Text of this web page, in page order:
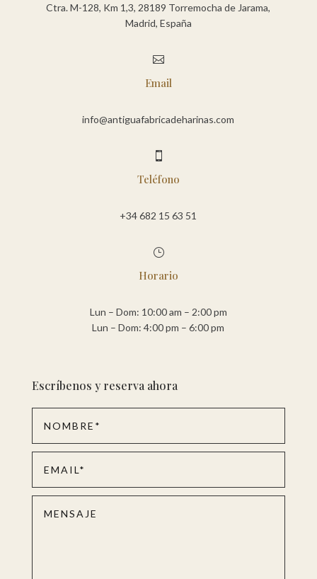
Ctra. M-128, Km 1,3, 28189 Torremocha de Jarama,
Madrid, España

Email
info@antiguafabricadeharinas.com

Teléfono
+34 682 15 63 51
}
Horario
Lun – Dom: 10:00 am – 2:00 pm
Lun – Dom: 4:00 pm – 6:00 pm
Escríbenos y reserva ahora